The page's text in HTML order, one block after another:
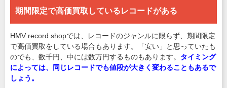
期間限定で高価買取しているレコードがある
HMV record shopでは、レコードのジャンルに限らず、期間限定
で高価買取をしている場合もあります。「安い」と思っていたも
のでも、数千円、中には数万円するものもあります。 タイミング
によっては、同じレコードでも値段が大きく変わることもあるで
しょう。